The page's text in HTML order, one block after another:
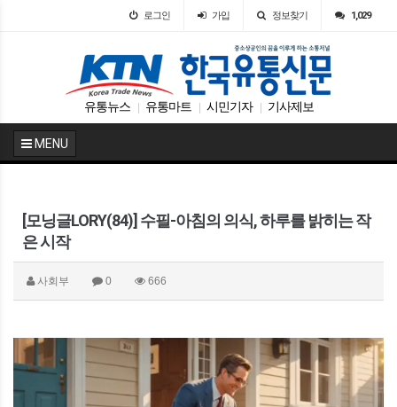
로그인 가입 정보찾기 1,029
유통뉴스 유통마트 시민기자 기사제보
MENU
[모닝글LORY(84)] 수필-아침의 의식, 하루를 밝히는 작
은 시작
사회부 0 666